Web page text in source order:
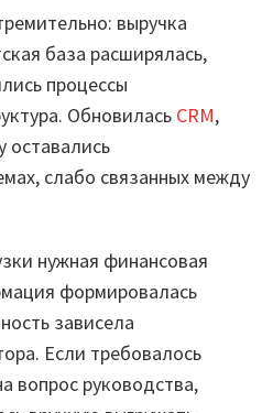
аналитики
аналитики
выручка
база расширялась,
процессы
Обновилась CRM,
оставались
слабо связанных между
нужная финансовая
формировалась
зависела
Если требовалось
вопрос руководства,